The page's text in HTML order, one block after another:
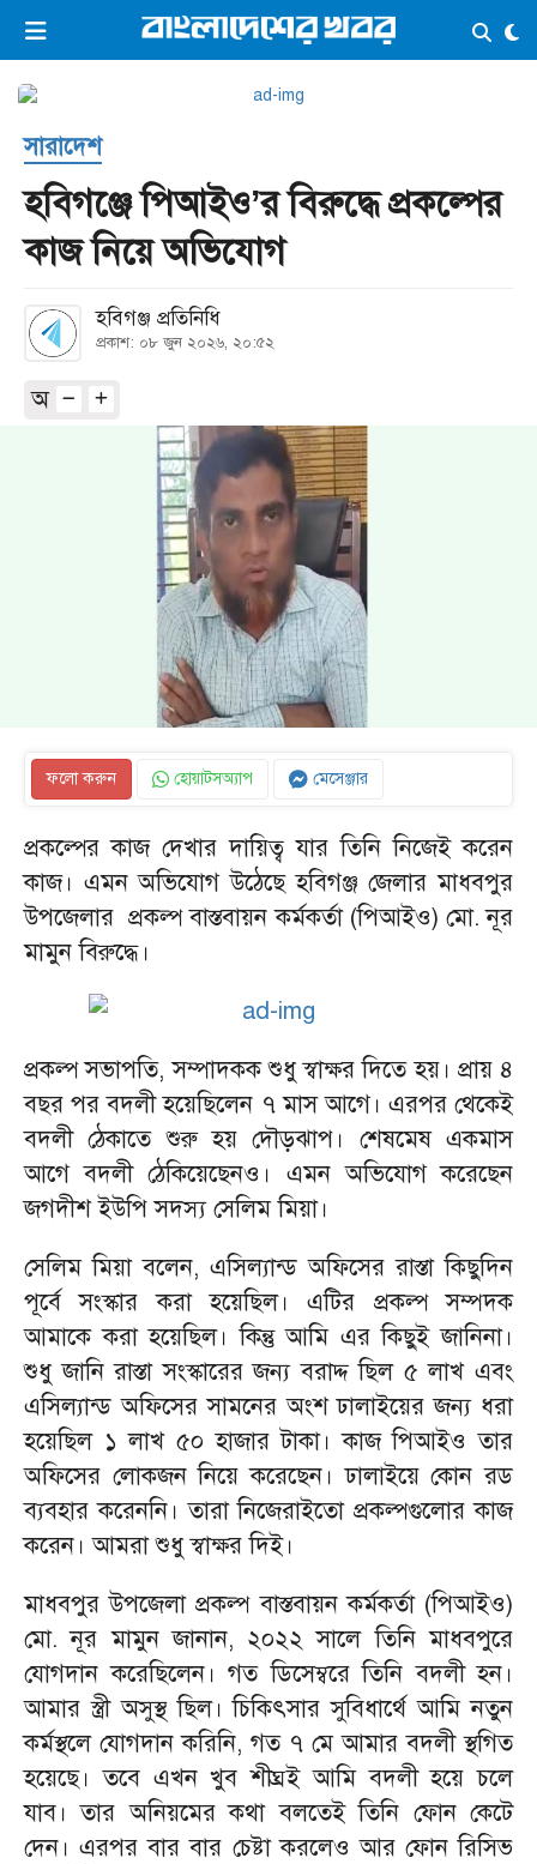
ভিডিও ই-পেপার লগইন ×
প্রচ্ছদ
সর্বশেষ
সব বিভাগ
আর্কাইভ
কনভার্টার
সারাদেশ
হবিগঞ্জে পিআইও’র বিরুদ্ধে প্রকল্পের
কাজ নিয়ে অভিযোগ
হবিগঞ্জ প্রতিনিধি
প্রকাশ: ০৮ জুন ২০২৬, ২০:৫২
অ
ফলো করুন হোয়াটসঅ্যাপ মেসেঞ্জার
প্রকল্পের কাজ দেখার দায়িত্ব যার তিনি নিজেই করেন
কাজ। এমন অভিযোগ উঠেছে হবিগঞ্জ জেলার মাধবপুর
উপজেলার প্রকল্প বাস্তবায়ন কর্মকর্তা (পিআইও) মো. নূর
মামুন বিরুদ্ধে।
প্রকল্প সভাপতি, সম্পাদকক শুধু স্বাক্ষর দিতে হয়। প্রায় ৪
বছর পর বদলী হয়েছিলেন ৭ মাস আগে। এরপর থেকেই
বদলী ঠেকাতে শুরু হয় দৌড়ঝাপ। শেষমেষ একমাস
আগে বদলী ঠেকিয়েছেনও। এমন অভিযোগ করেছেন
জগদীশ ইউপি সদস্য সেলিম মিয়া।
সেলিম মিয়া বলেন, এসিল্যান্ড অফিসের রাস্তা কিছুদিন
পূর্বে সংস্কার করা হয়েছিল। এটির প্রকল্প সম্পদক
আমাকে করা হয়েছিল। কিন্তু আমি এর কিছুই জানিনা।
শুধু জানি রাস্তা সংস্কারের জন্য বরাদ্দ ছিল ৫ লাখ এবং
এসিল্যান্ড অফিসের সামনের অংশ ঢালাইয়ের জন্য ধরা
হয়েছিল ১ লাখ ৫০ হাজার টাকা। কাজ পিআইও তার
অফিসের লোকজন নিয়ে করেছেন। ঢালাইয়ে কোন রড
ব্যবহার করেননি। তারা নিজেরাইতো প্রকল্পগুলোর কাজ
করেন। আমরা শুধু স্বাক্ষর দিই।
মাধবপুর উপজেলা প্রকল্প বাস্তবায়ন কর্মকর্তা (পিআইও)
মো. নূর মামুন জানান, ২০২২ সালে তিনি মাধবপুরে
যোগদান করেছিলেন। গত ডিসেম্বরে তিনি বদলী হন।
আমার স্ত্রী অসুস্থ ছিল। চিকিৎসার সুবিধার্থে আমি নতুন
কর্মস্থলে যোগদান করিনি, গত ৭ মে আমার বদলী স্থগিত
হয়েছে। তবে এখন খুব শীঘ্রই আমি বদলী হয়ে চলে
যাব। তার অনিয়মের কথা বলতেই তিনি ফোন কেটে
দেন। এরপর বার বার চেষ্টা করলেও আর ফোন রিসিভ